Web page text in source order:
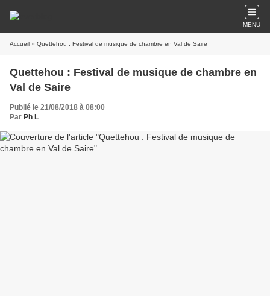
MENU
Accueil » Quettehou : Festival de musique de chambre en Val de Saire
Quettehou : Festival de musique de chambre en
Val de Saire
Publié le 21/08/2018 à 08:00
Par Ph L